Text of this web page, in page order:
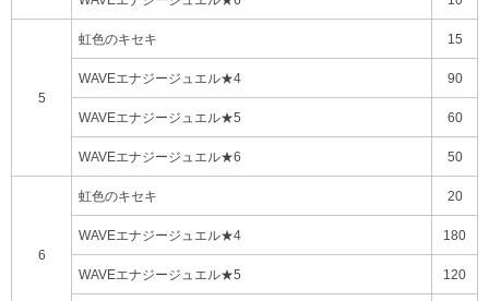
5
虹色のキセキ 15
WAVEエナジージュエル★4 90
WAVEエナジージュエル★5 60
WAVEエナジージュエル★6 50
6
虹色のキセキ 20
WAVEエナジージュエル★4 180
WAVEエナジージュエル★5 120